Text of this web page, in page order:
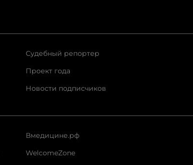
Судебный репортер
Проект года
Новости подписчиков
Вмедицине.рф
WelcomeZone